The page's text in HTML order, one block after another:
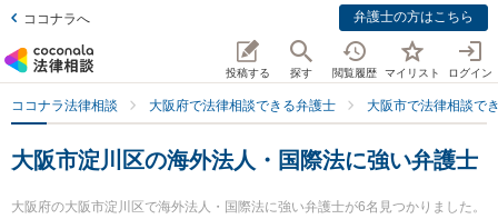
ココナラへ 弁護士の方はこちら
投稿する 探す 閲覧履歴 マイリスト ログイン
ココナラ法律相談 大阪府で法律相談できる弁護士 大阪市で法律相談で
大阪市淀川区の海外法人・国際法に強い弁護士
大阪府の大阪市淀川区で海外法人・国際法に強い弁護士が6名見つかりました。